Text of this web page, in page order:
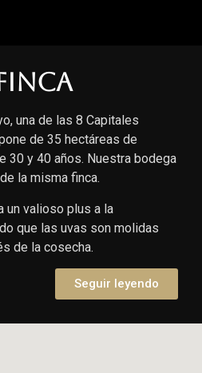
una de las 8 Capitales
de 35 hectáreas de
30 y 40 años. Nuestra bodega
la misma finca.
un valioso plus a la
que las uvas son molidas
de la cosecha.
Seguir leyendo